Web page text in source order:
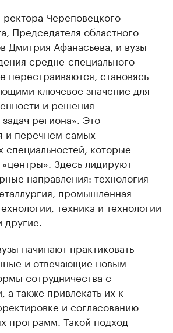
Череповецкого
Председателя областного
Дмитрия Афанасьева, и вузы
средне-специального
перестраиваются, становясь
ключевое значение для
и решения
региона». Это
и перечнем самых
специальностей, которые
Здесь лидируют
направления: технология
промышленная
техника и технологии
другие.
начинают практиковать
и отвечающие новым
сотрудничества с
а также привлекать их к
и согласованию
программ. Такой подход